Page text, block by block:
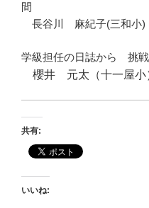
間
長谷川 麻紀子(三和小)
学級担任の日誌から 挑戦
櫻井 元太（十一屋小
共有:
いいね: